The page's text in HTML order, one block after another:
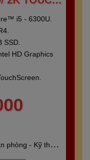
i5 - 6300U.
SSD.
HD Graphics
phòng - Kỹ thuật